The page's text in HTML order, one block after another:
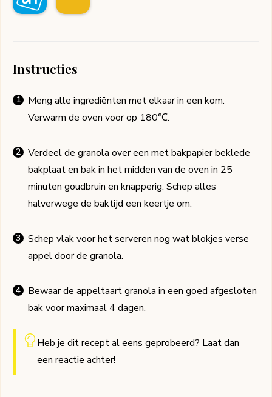
Instructies
Meng alle ingrediënten met elkaar in een kom.
Verwarm de oven voor op 180℃.
Verdeel de granola over een met bakpapier beklede
bakplaat en bak in het midden van de oven in 25
minuten goudbruin en knapperig. Schep alles
halverwege de baktijd een keertje om.
Schep vlak voor het serveren nog wat blokjes verse
appel door de granola.
Bewaar de appeltaart granola in een goed afgesloten
bak voor maximaal 4 dagen.
Heb je dit recept al eens geprobeerd? Laat dan
een reactie achter!